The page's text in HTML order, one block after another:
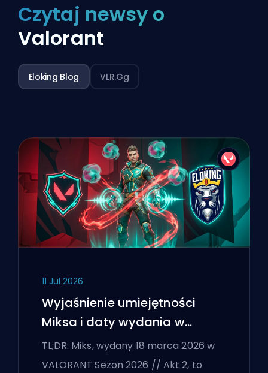
Czytaj newsy o
Valorant
Eloking Blog VLR.gg
11 Jul 2026
Wyjaśnienie umiejętności
Miksa i daty wydania w
VALORANT
TL;DR: Miks, wydany 18 marca 2026 w
VALORANT Sezon 2026 // Akt 2, to